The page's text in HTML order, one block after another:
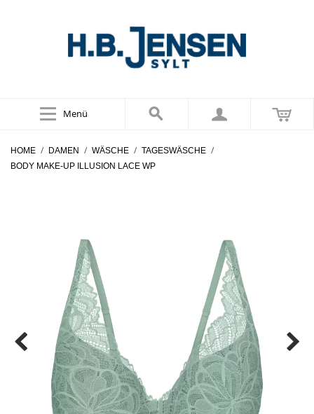
Menü
HOME / DAMEN / WÄSCHE / TAGESWÄSCHE /
BODY MAKE-UP ILLUSION LACE WP